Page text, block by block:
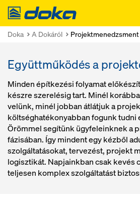
Doka
Doka A Dokáról Projektmenedzsment
Együttműködés a
Minden építkezési folyamat
készre szerelésig tart. Minél
velünk, minél jobban átlátjuk a
költséghatékonyabban fogunk tudni
Örömmel segítünk ügyfeleinknek a
fázisában. Így mindent egy kézből
szolgáltatásokat, tervezést, projekt
logisztikát. Napjainkban csak kevés
teljesen komplex szolgáltatást